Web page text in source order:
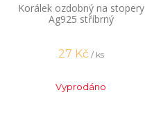
Korálek ozdobný na stopery
Ag925 stříbrný
27 Kč / ks
Vyprodáno